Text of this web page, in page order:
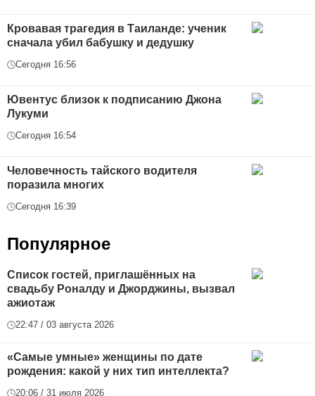
Кровавая трагедия в Таиланде: ученик
сначала убил бабушку и дедушку
Сегодня 16:56
Ювентус близок к подписанию Джона
Лукуми
Сегодня 16:54
Человечность тайского водителя
поразила многих
Сегодня 16:39
Популярное
Список гостей, приглашённых на
свадьбу Роналду и Джорджины, вызвал
ажиотаж
22:47 / 03 августа 2026
«Самые умные» женщины по дате
рождения: какой у них тип интеллекта?
20:06 / 31 июля 2026